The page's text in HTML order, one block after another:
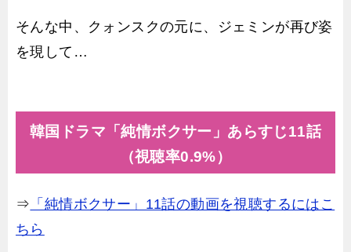
そんな中、クォンスクの元に、ジェミンが再び姿
を現して…
韓国ドラマ「純情ボクサー」あらすじ11話
（視聴率0.9%）
⇒ 「純情ボクサー」11話の動画を視聴するにはこ
ちら